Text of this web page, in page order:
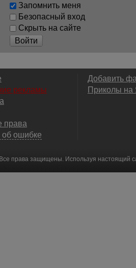
Запомнить меня
Безопасный вход
Скрыть на сайте
Войти
рекламы
права
об ошибке
Добавить
Приколы
Все права защищены. Используя настоящий